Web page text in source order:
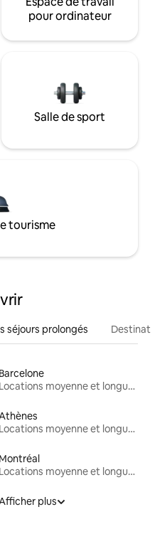
pour ordinateur
Salle de sport
tourisme
séjours prolongés
Barcelone
Locations moyenne et longue durée
Locations moyenne et longue durée
Montréal
Locations moyenne et longue durée
plus